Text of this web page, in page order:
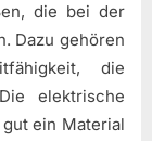
die bei der
Dazu gehören
die
elektrische
ein Material